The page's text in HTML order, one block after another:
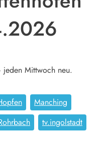
Mittwoch neu.
Manching
tv.ingolstadt